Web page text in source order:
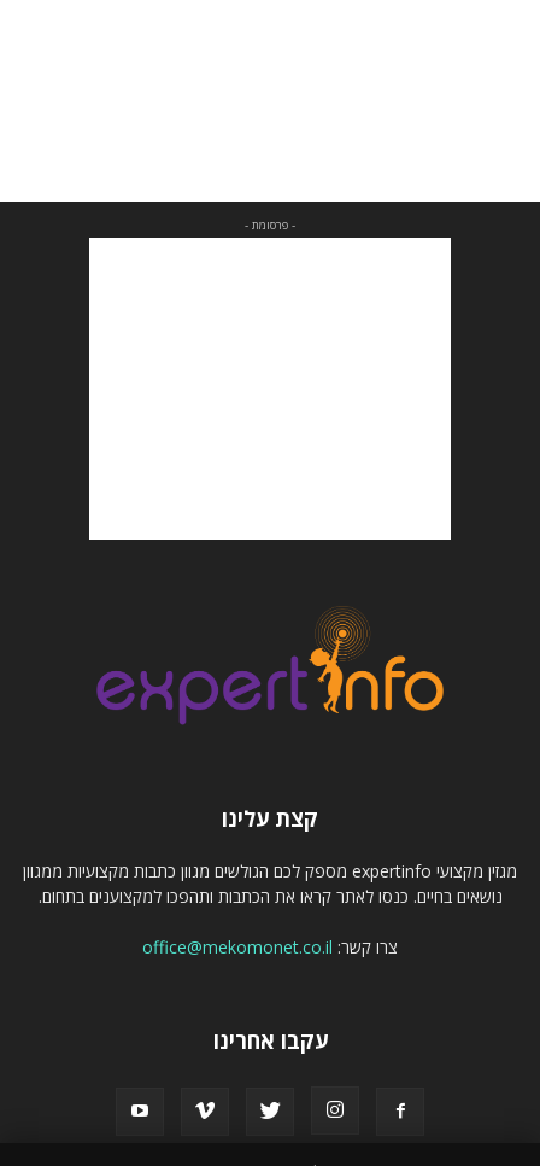
- פרסומת -
קצת עלינו
מגזין מקצועי expertinfo מספק לכם הגולשים מגוון כתבות מקצועיות ממגוון
נושאים בחיים. כנסו לאתר קראו את הכתבות ותהפכו למקצוענים בתחום.
צרו קשר: office@mekomonet.co.il
עקבו אחרינו